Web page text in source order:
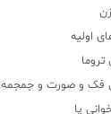
اولیه
فک و صورت و جمجمه
پا